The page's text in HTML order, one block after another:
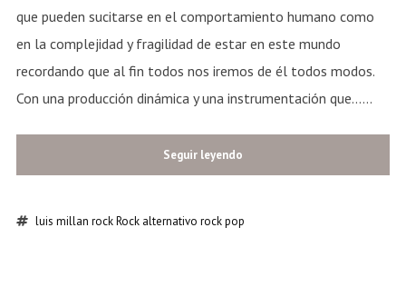
que pueden sucitarse en el comportamiento humano como
en la complejidad y fragilidad de estar en este mundo
recordando que al fin todos nos iremos de él todos modos.
Con una producción dinámica y una instrumentación que......
Seguir leyendo
luis millan rockRock alternativo rock pop